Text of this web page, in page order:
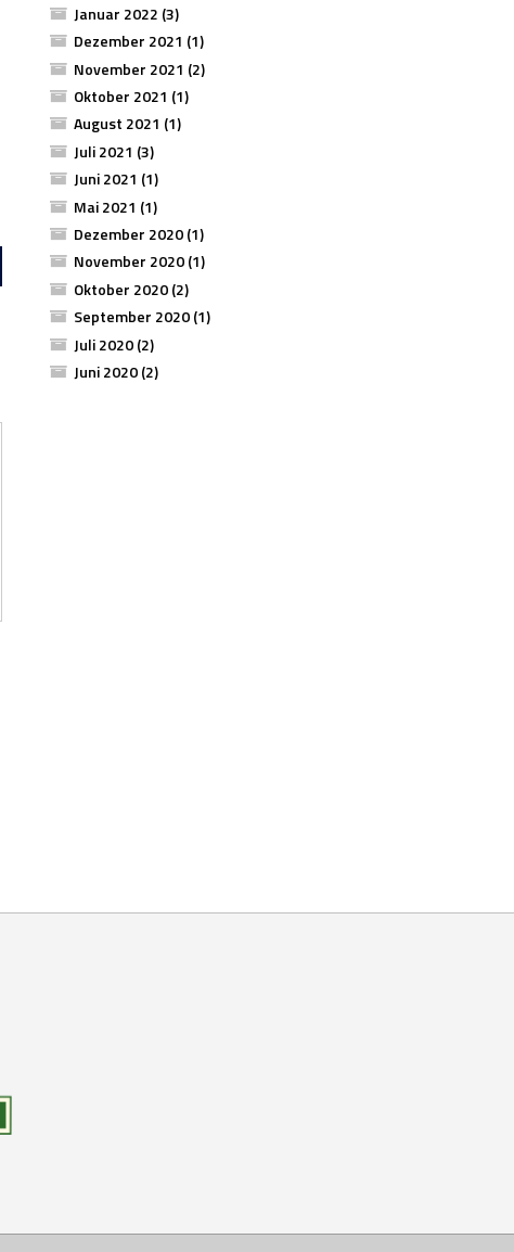
Januar 2022 (3)
Dezember 2021 (1)
November 2021 (2)
Oktober 2021 (1)
August 2021 (1)
Juli 2021 (3)
Juni 2021 (1)
Mai 2021 (1)
Dezember 2020(1)
November 2020(1)
Oktober 2020(2)
September 2020(1)
Juli 2020(2)
Juni 2020(2)